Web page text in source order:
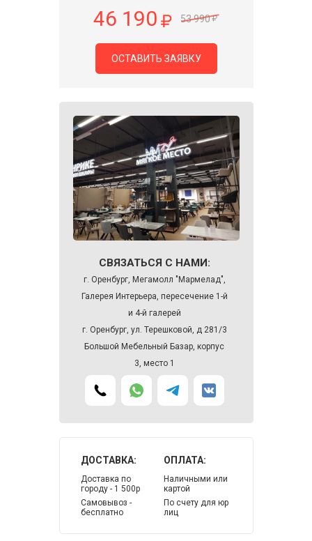
46 190 53 990
ОСТАВИТЬ ЗАЯВКУ
СВЯЗАТЬСЯ С НАМИ:
г. Оренбург, Мегамолл "Мармелад",
Галерея Интерьера, пересечение 1-й
и 4-й галерей
г. Оренбург, ул. Терешковой, д 281/3
Большой Мебельный Базар, корпус
3, место 1
ДОСТАВКА:
Доставка по
городу - 1 500р
Самовывоз -
бесплатно
ОПЛАТА:
Наличными или
картой
По счету для юр
лиц